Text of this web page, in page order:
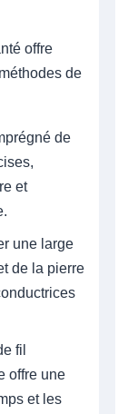
offre
de
de
et
une large
de la pierre
fil
offre une
et les